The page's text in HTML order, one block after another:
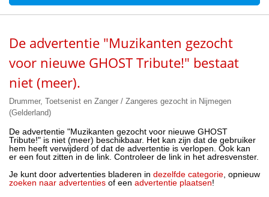
De advertentie "Muzikanten gezocht
voor nieuwe GHOST Tribute!" bestaat
niet (meer).
Drummer, Toetsenist en Zanger / Zangeres gezocht in Nijmegen
(Gelderland)
De advertentie "Muzikanten gezocht voor nieuwe GHOST
Tribute!" is niet (meer) beschikbaar. Het kan zijn dat de gebruiker
hem heeft verwijderd of dat de advertentie is verlopen. Ook kan
er een fout zitten in de link. Controleer de link in het adresvenster.
Je kunt door advertenties bladeren in dezelfde categorie , opnieuw
zoeken naar advertenties of een advertentie plaatsen!